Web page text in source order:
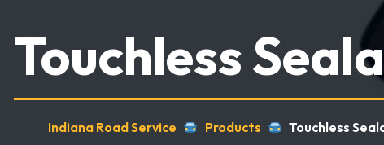
Touchless
Indiana Road Service Products Touchless